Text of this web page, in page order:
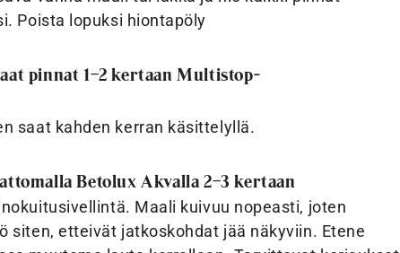
Poista lopuksi hiontapöly
pinnat 1–2 kertaan Multistop-
saat kahden kerran käsittelyllä.
Betolux Akvalla 2–3 kertaan
Maali kuivuu nopeasti, joten
siten, etteivät jatkoskohdat jää näkyviin. Etene